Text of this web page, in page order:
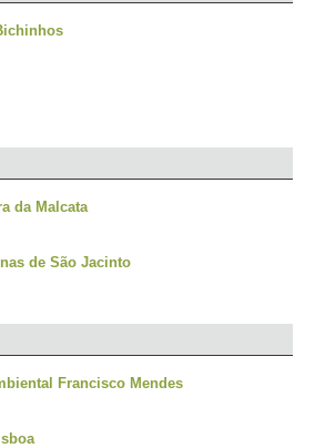
da Malcata
de São Jacinto
Francisco Mendes